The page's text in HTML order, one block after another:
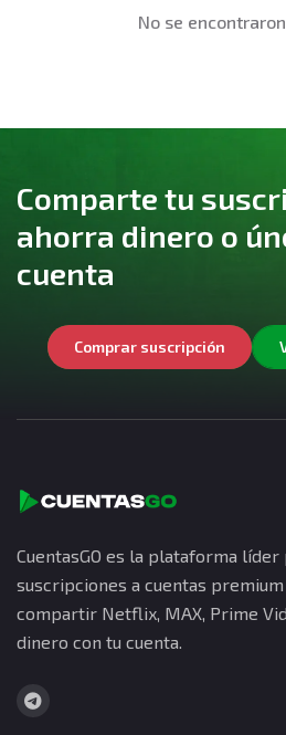
No se
Comparte tu
ahorra dinero o
cuenta
Comprar suscripción
CuentasGO es la plataforma
suscripciones a cuentas
compartir Netflix, MAX, Prime
dinero con tu cuenta.